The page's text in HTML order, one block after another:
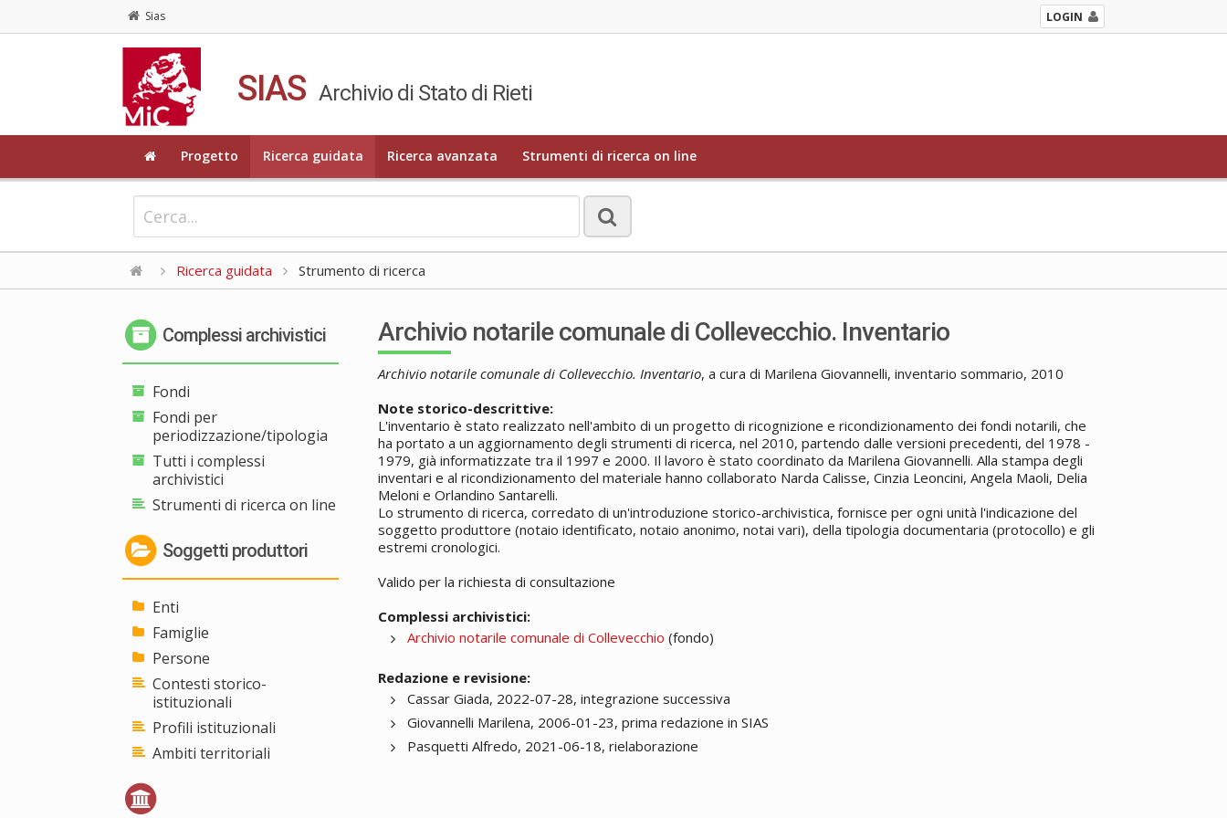
Sias LOGIN
SIAS Archivio di Stato di Rieti
Progetto Ricerca guidata Ricerca avanzata Strumenti di ricerca on line
Ricerca guidata Strumento di ricerca
Complessi archivistici
Fondi
Fondi per
periodizzazione/tipologia
Tutti i complessi
archivistici
Strumenti di ricerca on line
Soggetti produttori
Enti
Famiglie
Persone
Contesti storico-
istituzionali
Profili istituzionali
Ambiti territoriali
Archivio notarile comunale di Collevecchio. Inventario
Archivio notarile comunale di Collevecchio. Inventario, a cura di Marilena Giovannelli, inventario sommario, 2010
Note storico-descrittive:
L'inventario è stato realizzato nell'ambito di un progetto di ricognizione e ricondizionamento dei fondi notarili, che
ha portato a un aggiornamento degli strumenti di ricerca, nel 2010, partendo dalle versioni precedenti, del 1978 -
1979, già informatizzate tra il 1997 e 2000. Il lavoro è stato coordinato da Marilena Giovannelli. Alla stampa degli
inventari e al ricondizionamento del materiale hanno collaborato Narda Calisse, Cinzia Leoncini, Angela Maoli, Delia
Meloni e Orlandino Santarelli.
Lo strumento di ricerca, corredato di un'introduzione storico-archivistica, fornisce per ogni unità l'indicazione del
soggetto produttore (notaio identificato, notaio anonimo, notai vari), della tipologia documentaria (protocollo) e gli
estremi cronologici.
Valido per la richiesta di consultazione
Complessi archivistici:
Archivio notarile comunale di Collevecchio (fondo)
Redazione e revisione:
Cassar Giada, 2022-07-28, integrazione successiva
Giovannelli Marilena, 2006-01-23, prima redazione in SIAS
Pasquetti Alfredo, 2021-06-18, rielaborazione